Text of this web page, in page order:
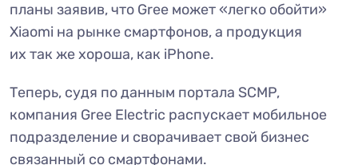
планы заявив, что Gree может «легко обойти»
Xiaomi на рынке смартфонов, а продукция
их так же хороша, как iPhone.
Теперь, судя по данным портала SCMP,
компания Gree Electric распускает мобильное
подразделение и сворачивает свой бизнес
связанный со смартфонами.